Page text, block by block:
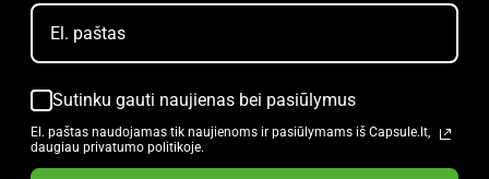
Sutinku gauti naujienas bei pasiūlymus
El. paštas naudojamas tik naujienoms ir pasiūlymams iš Capsule.lt,
daugiau privatumo politikoje.